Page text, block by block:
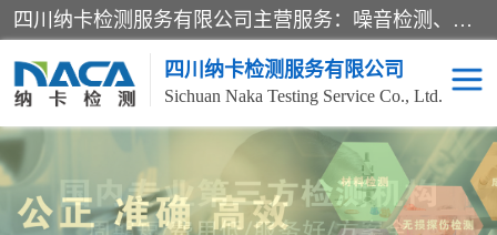
四川纳卡检测服务有限公司主营服务：噪音检测、灯光检测、防护网检测、磁性检测、无损检测、燃烧等级检测；本着严谨、规范的态度严格执行国家现行标准、规范及规程，奉行“科学公正、准确、持续改进、诚信服务”的企业价值和“科学、信誉、服务”的企业宗旨，竭诚为广大客户服务。
四川纳卡检测服务有限公司
Sichuan Naka Testing Service Co., Ltd.
噪音检测 灯光检测